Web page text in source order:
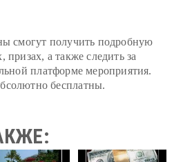
смогут получить подробную
а также следить за
платформе мероприятия.
бесплатны.